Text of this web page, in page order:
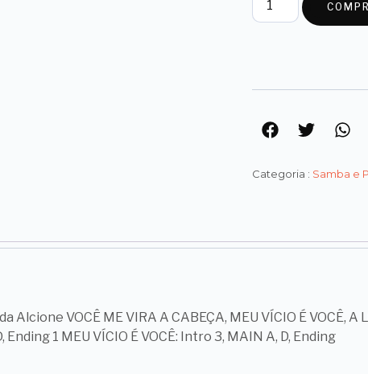
Categoria : Samba e
Alcione VOCÊ ME VIRA A CABEÇA, MEU VÍCIO É VOCÊ,
1 MEU VÍCIO É VOCÊ: Intro 3, MAIN A, D, Ending